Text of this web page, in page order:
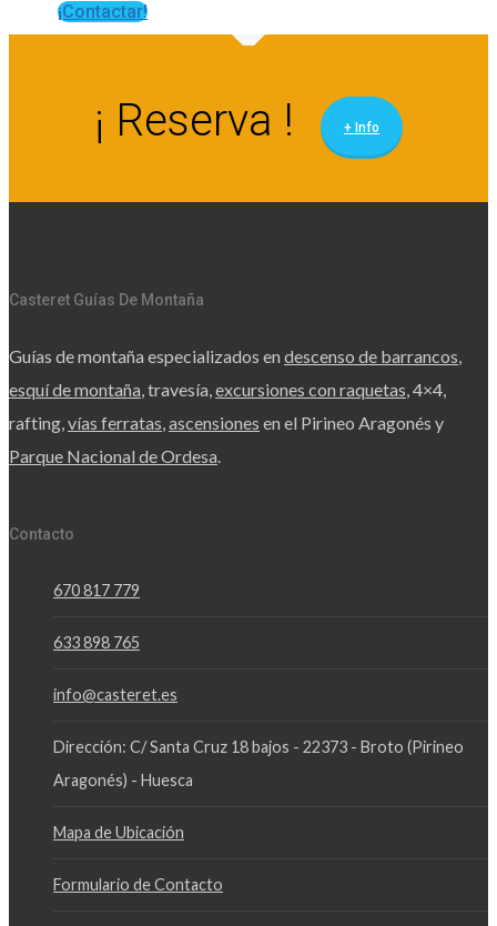
¡Contactar!
¡ Reserva ! + Info
Casteret Guías De Montaña
Guías de montaña especializados en descenso de barrancos,
esquí de montaña, travesía,excursiones con raquetas, 4×4,
rafting,vías ferratas,ascensiones en el Pirineo Aragonés y
Parque Nacional de Ordesa.
Contacto
670 817 779
633 898 765
info@casteret.es
Dirección: C/ Santa Cruz 18 bajos - 22373 - Broto (Pirineo
Aragonés) - Huesca
Mapa de Ubicación
Formulario de Contacto